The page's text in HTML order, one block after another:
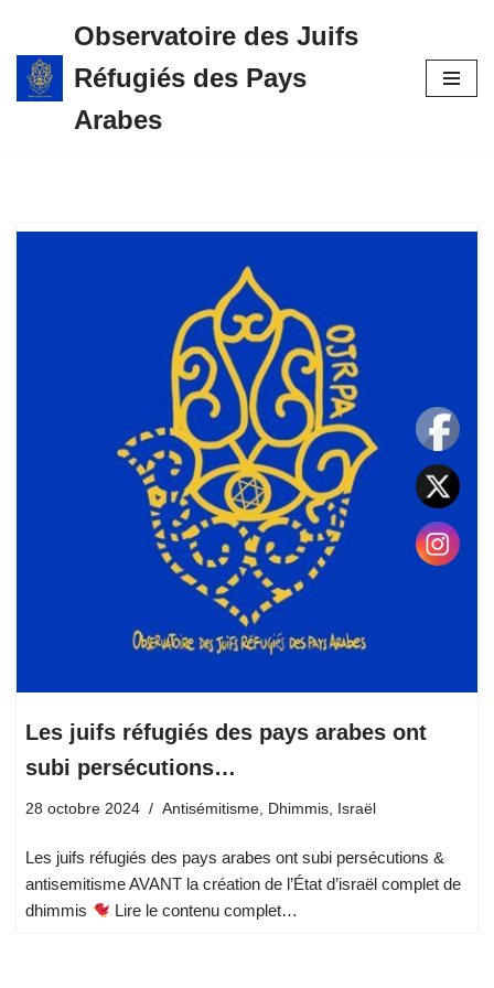
Aller
au
Observatoire des Juifs
Réfugiés des Pays
Arabes
Les juifs réfugiés des pays arabes ont
subi persécutions…
28 octobre 2024 Antisémitisme, Dhimmis, Israël
Les juifs réfugiés des pays arabes ont subi persécutions &
antisemitisme AVANT la création de l’État d’israël complet de
dhimmis
Lire le contenu complet…